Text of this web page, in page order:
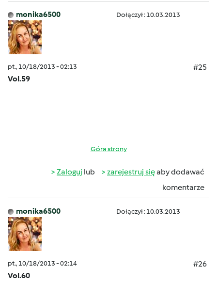
monika6500 Dołączył : 10.03.2013
pt., 10/18/2013 - 02:13
#25
Vol.59
Góra strony
Zaloguj lub zarejestruj sięaby dodawać
komentarze
monika6500 Dołączył : 10.03.2013
pt., 10/18/2013 - 02:14
#26
Vol.60